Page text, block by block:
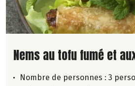
Lire la suite de la
Nems au tofu fumé et
Nombre de personnes : 3